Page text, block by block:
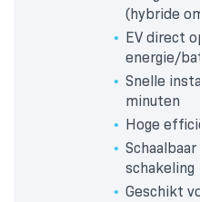
(hybride
EV direct
energie/
Snelle
minuten
Hoge
schakeling
Geschikt